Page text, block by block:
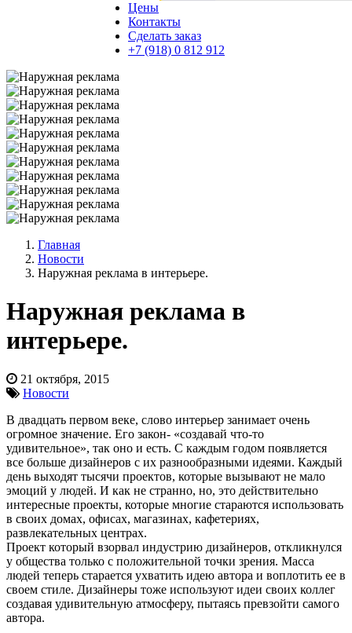
Цены
Контакты
Сделать заказ
+7 (918) 0 812 912
Главная
Новости
Наружная реклама в интерьере.
Наружная реклама в
интерьере.
21 октября, 2015
Новости
В двадцать первом веке, слово интерьер занимает очень
огромное значение. Его закон- «создавай что-то
удивительное», так оно и есть. С каждым годом появляется
все больше дизайнеров с их разнообразными идеями. Каждый
день выходят тысячи проектов, которые вызывают не мало
эмоций у людей. И как не странно, но, это действительно
интересные проекты, которые многие стараются использовать
в своих домах, офисах, магазинах, кафетериях,
развлекательных центрах.
Проект который взорвал индустрию дизайнеров, откликнулся
у общества только с положительной точки зрения. Масса
людей теперь старается ухватить идею автора и воплотить ее в
своем стиле. Дизайнеры тоже используют идеи своих коллег
создавая удивительную атмосферу, пытаясь превзойти самого
автора.